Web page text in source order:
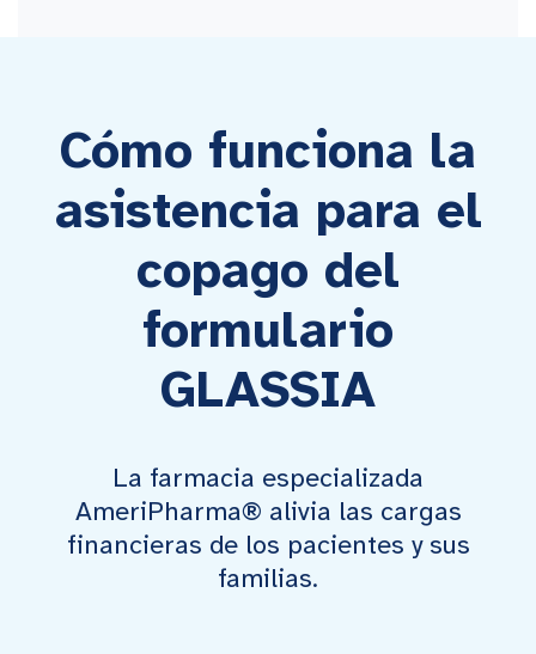
Cómo funciona la
asistencia para el
copago del
formulario
GLASSIA
La farmacia especializada
AmeriPharma® alivia las cargas
financieras de los pacientes y sus
familias.